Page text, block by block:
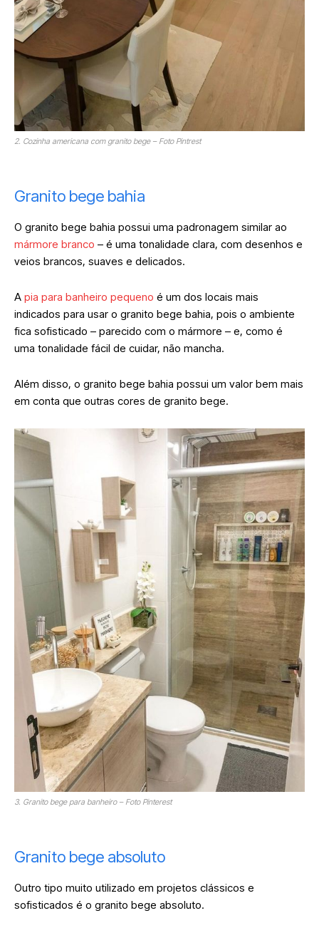
2. Cozinha americana com granito bege – Foto Pintrest
Granito bege bahia
O granito bege bahia possui uma padronagem similar ao
mármore branco – é uma tonalidade clara, com desenhos e
veios brancos, suaves e delicados.
A pia para banheiro pequeno é um dos locais mais
indicados para usar o granito bege bahia, pois o ambiente
fica sofisticado – parecido com o mármore – e, como é
uma tonalidade fácil de cuidar, não mancha.
Além disso, o granito bege bahia possui um valor bem mais
em conta que outras cores de granito bege.
3. Granito bege para banheiro – Foto Pinterest
Granito bege absoluto
Outro tipo muito utilizado em projetos clássicos e
sofisticados é o granito bege absoluto.